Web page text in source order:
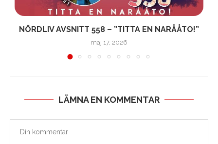
NÖRDLIV AVSNITT 558 – ”TITTA EN NARÅÅTO!”
maj 17, 2026
LÄMNA EN KOMMENTAR